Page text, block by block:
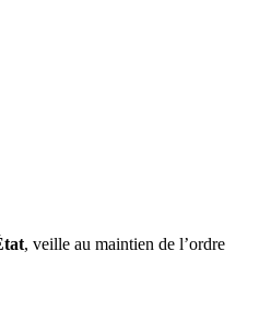
, veille au maintien de l’ordre